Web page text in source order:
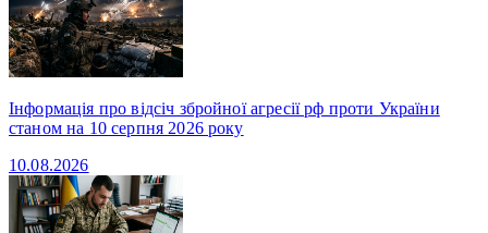
Інформація про відсіч збройної агресії рф проти України
станом на 10 серпня 2026 року
10.08.2026